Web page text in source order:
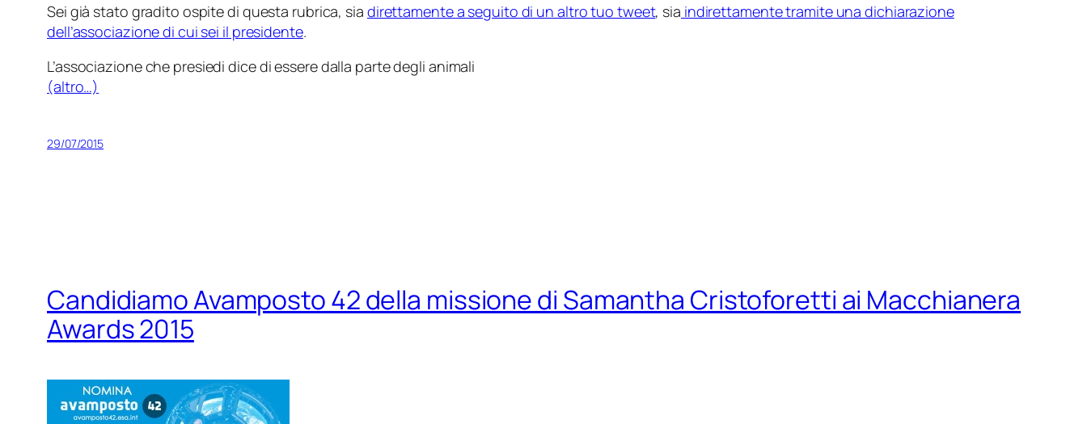
Sei già stato gradito ospite di questa rubrica, sia direttamente a seguito di un altro tuo tweet, sia indirettamente tramite una dichiarazione
dell’associazione di cui sei il presidente.
L’associazione che presiedi dice di essere dalla parte degli animali
(altro…)
29/07/2015
Candidiamo Avamposto 42 della missione di Samantha Cristoforetti ai Macchianera
Awards 2015